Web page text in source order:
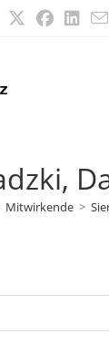
Mitwirkende >